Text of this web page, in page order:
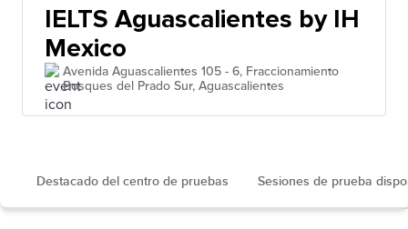
IELTS Aguascalientes by IH
Mexico
Avenida Aguascalientes 105 - 6, Fraccionamiento
Bosques del Prado Sur, Aguascalientes
Destacado del centro de pruebas Sesiones de prueba